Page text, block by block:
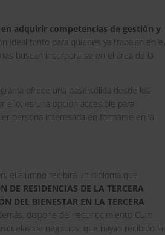
adquirir competencias de gestión y
ideal tanto para quienes ya trabajan en el
buscan incorporarse en el área de la
ofrece una base sólida desde los
ello, es una opción accesible para
persona interesada en formarse en la
el alumno recibirá un diploma que
DE RESIDENCIAS DE LA TERCERA
DEL BIENESTAR EN LA TERCERA
dispone del reconocimiento Cum
de negocios, que hayan recibido la